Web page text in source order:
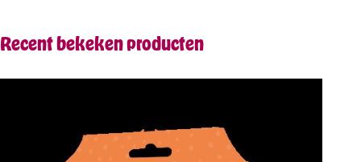
Recent bekeken producten